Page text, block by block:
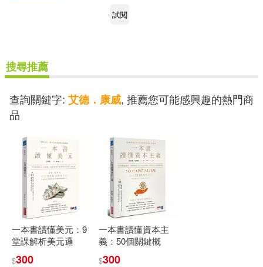
電子書
其他 (可複選)
現在可購買商品(2)
作者/演唱/譯/編/繪(3)
試閱
搜尋推薦
查詢關鍵字: 艾德．康威, 推薦您可能感興趣的熱門商
品
一本書讀懂美元：9
堂課解析美元邏
經濟和每個人的投
$300
一本書讀懂資本主
義：50個關鍵概
的遊戲規則，和所
$300